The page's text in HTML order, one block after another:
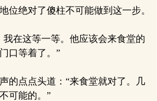
位绝对了傻柱不可能做到这一步。
在这等一等。他应该会来食堂的
口等着了。”
的点点头道：“来食堂就对了。几
可能的。”